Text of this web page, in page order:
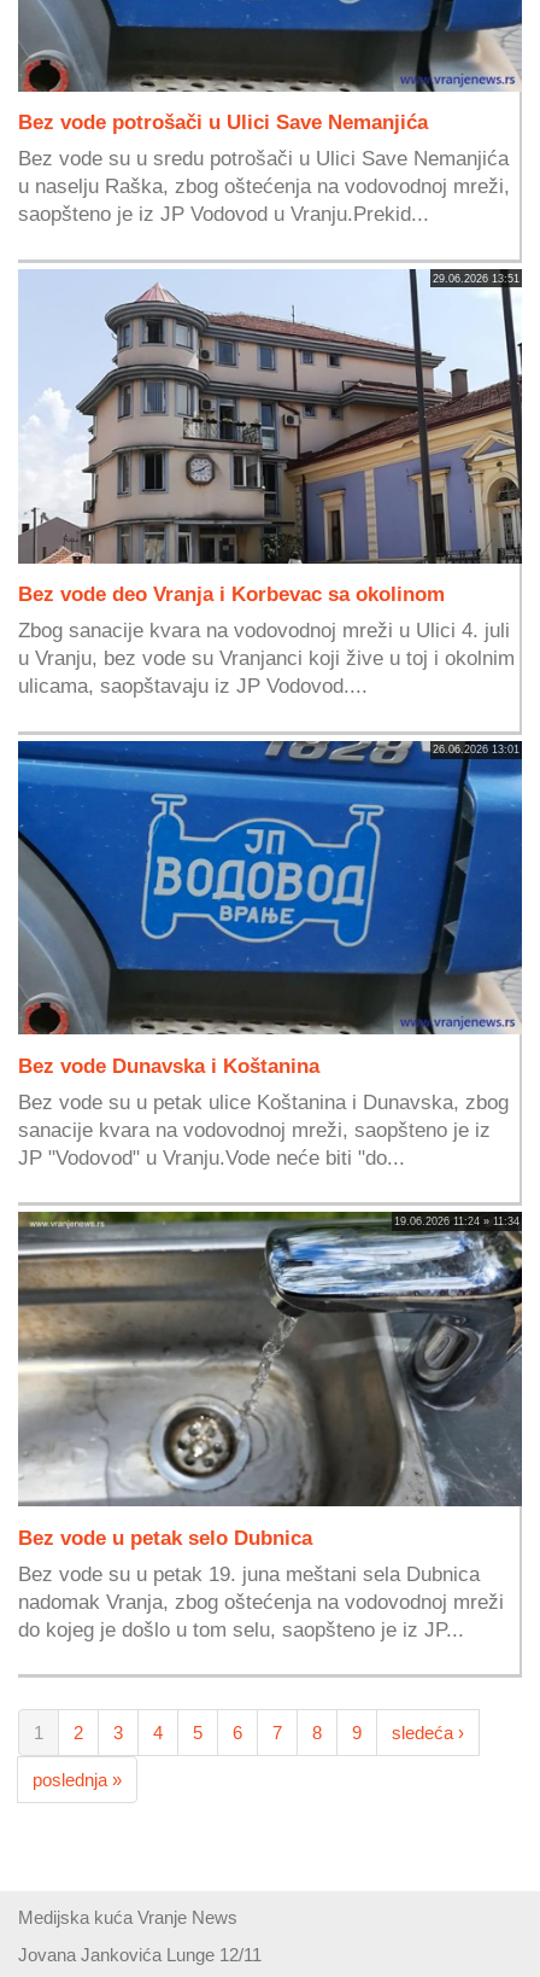
Bez vode potrošači u Ulici Save Nemanjića
Bez vode su u sredu potrošači u Ulici Save Nemanjića
u naselju Raška, zbog oštećenja na vodovodnoj mreži,
saopšteno je iz JP Vodovod u Vranju.Prekid...
29.06.2026 13:51
Bez vode deo Vranja i Korbevac sa okolinom
Zbog sanacije kvara na vodovodnoj mreži u Ulici 4. juli
u Vranju, bez vode su Vranjanci koji žive u toj i okolnim
ulicama, saopštavaju iz JP Vodovod....
26.06.2026 13:01
Bez vode Dunavska i Koštanina
Bez vode su u petak ulice Koštanina i Dunavska, zbog
sanacije kvara na vodovodnoj mreži, saopšteno je iz
JP "Vodovod" u Vranju.Vode neće biti "do...
19.06.2026 11:24 » 11:34
Bez vode u petak selo Dubnica
Bez vode su u petak 19. juna meštani sela Dubnica
nadomak Vranja, zbog oštećenja na vodovodnoj mreži
do kojeg je došlo u tom selu, saopšteno je iz JP...
1 2 3 4 5 6 7 8 9 sledeća ›
poslednja »
Medijska kuća Vranje News
Jovana Jankovića Lunge 12/11